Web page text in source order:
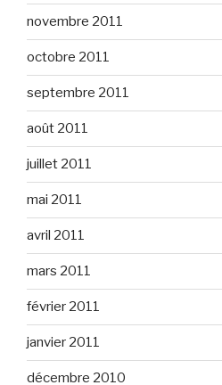
novembre 2011
octobre 2011
septembre 2011
août 2011
juillet 2011
mai 2011
avril 2011
mars 2011
février 2011
janvier 2011
décembre 2010